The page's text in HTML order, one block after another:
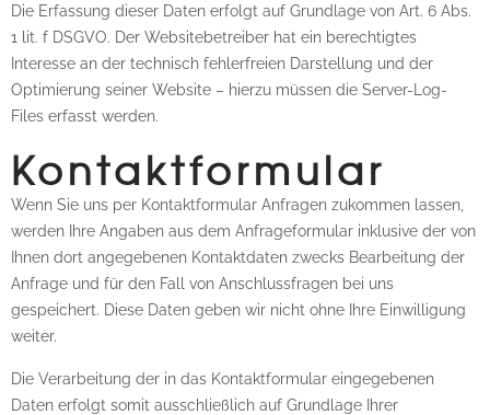
Die Erfassung dieser Daten erfolgt auf Grundlage von Art. 6 Abs.
1 lit. f DSGVO. Der Websitebetreiber hat ein berechtigtes
Interesse an der technisch fehlerfreien Darstellung und der
Optimierung seiner Website – hierzu müssen die Server-Log-
Files erfasst werden.
Kontaktformular
Wenn Sie uns per Kontaktformular Anfragen zukommen lassen,
werden Ihre Angaben aus dem Anfrageformular inklusive der von
Ihnen dort angegebenen Kontaktdaten zwecks Bearbeitung der
Anfrage und für den Fall von Anschlussfragen bei uns
gespeichert. Diese Daten geben wir nicht ohne Ihre Einwilligung
weiter.
Die Verarbeitung der in das Kontaktformular eingegebenen
Daten erfolgt somit ausschließlich auf Grundlage Ihrer